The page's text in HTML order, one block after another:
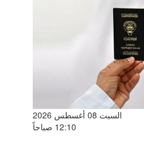
السبت 08 أغسطس 2026
12:10 صباحاً